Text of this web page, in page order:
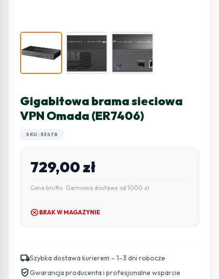
Gigabitowa brama sieciowa
VPN Omada (ER7406)
SKU: 53478
729,00zł
Cena brutto · Darmowa dostawa od 1000 zł
cancel BRAK W MAGAZYNIE
local_shippingSzybka dostawa kurierem – 1–3 dni robocze
verified_userGwarancja producenta i profesjonalne wsparcie